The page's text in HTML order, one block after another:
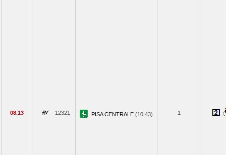
08.13 12321 PISA CENTRALE (10.43) 1